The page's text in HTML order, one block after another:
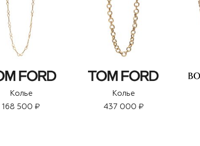
Колье
168 500 ₽
Колье
437 000 ₽